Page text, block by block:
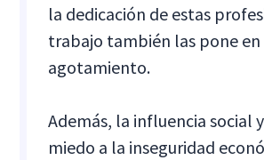
la dedicación de estas
trabajo también las pone
agotamiento.
Además, la influencia social
miedo a la inseguridad